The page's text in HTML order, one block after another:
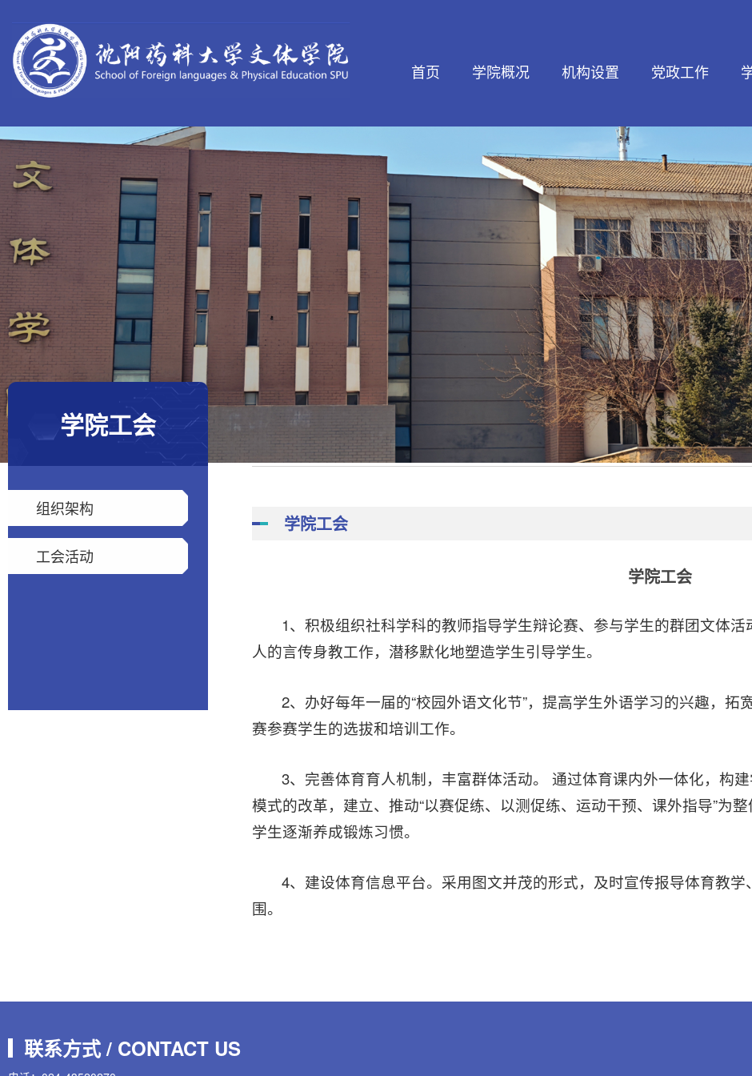
首页 学院概况 机构设置 党政工作
学院工会
组织架构
工会活动
学院工会
学院工会
1、积极组织社科学科的教师指导学生辩论赛、参与学生的群团文体
人的言传身教工作，潜移默化地塑造学生引导学生。
2、办好每年一届的“校园外语文化节”，提高学生外语学习的兴趣，
赛参赛学生的选拔和培训工作。
3、完善体育育人机制，丰富群体活动。 通过体育课内外一体化，构
模式的改革，建立、推动“以赛促练、以测促练、运动干预、课外指导”为
学生逐渐养成锻炼习惯。
4、建设体育信息平台。采用图文并茂的形式，及时宣传报导体育教
围。
联系方式 / CONTACT US